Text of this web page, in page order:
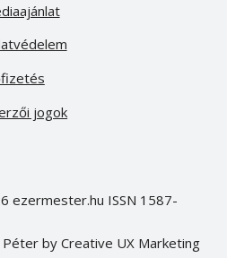
jogok
ezermester.hu ISSN 1587-
by Creative UX Marketing